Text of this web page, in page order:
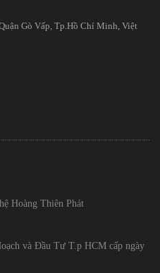
Gò Vấp, Tp.Hồ Chí Minh, Việt
Hoàng Thiên Phát
và Đầu Tư T.p HCM cấp ngày